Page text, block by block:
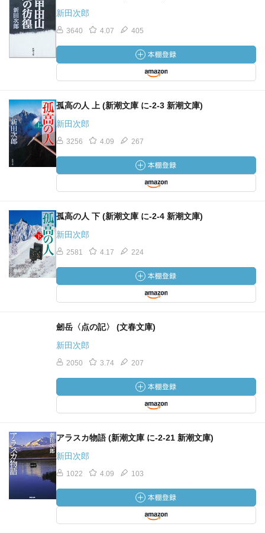
新田次郎
3640 4.07 405
孤高の人 上 (新潮文庫 に-2-3 新潮文庫)
新田次郎
3256 4.09 267
孤高の人 下 (新潮文庫 に-2-4 新潮文庫)
新田次郎
2581 4.17 224
劒岳〈点の記〉 (文春文庫)
新田次郎
2050 3.74 207
アラスカ物語 (新潮文庫 に-2-21 新潮文庫)
新田次郎
1022 4.09 103